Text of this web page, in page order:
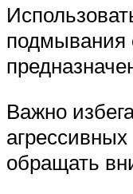
подмывания
Важно
обращать